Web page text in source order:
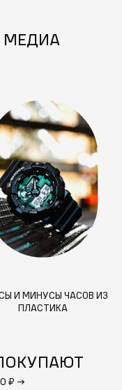
МЕДИА
И МИНУСЫ ЧАСОВ ИЗ
ПЛАСТИКА
₽ →